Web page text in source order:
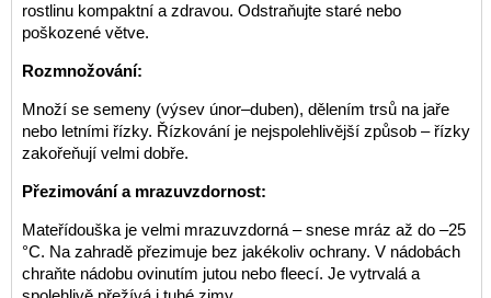
rostlinu kompaktní a zdravou. Odstraňujte staré nebo
poškozené větve.
Rozmnožování:
Množí se semeny (výsev únor–duben), dělením trsů na jaře
nebo letními řízky. Řízkování je nejspolehlivější způsob – řízky
zakořeňují velmi dobře.
Přezimování a mrazuvzdornost:
Mateřídouška je velmi mrazuvzdorná – snese mráz až do –25
°C. Na zahradě přezimuje bez jakékoliv ochrany. V nádobách
chraňte nádobu ovinutím jutou nebo fleecí. Je vytrvalá a